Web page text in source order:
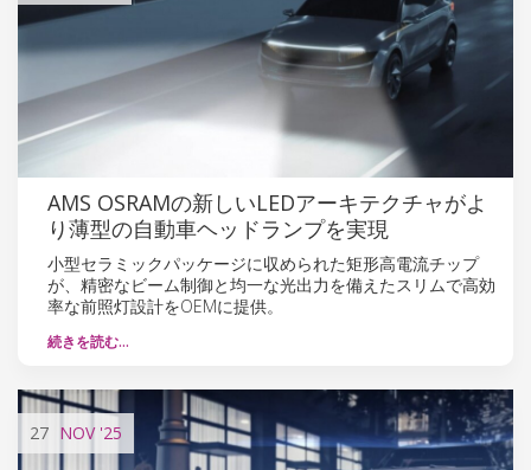
AMS OSRAMの新しいLEDアーキテクチャがよ
り薄型の自動車ヘッドランプを実現
小型セラミックパッケージに収められた矩形高電流チップ
が、精密なビーム制御と均一な光出力を備えたスリムで高効
率な前照灯設計をOEMに提供。
続きを読む…
27 NOV'25